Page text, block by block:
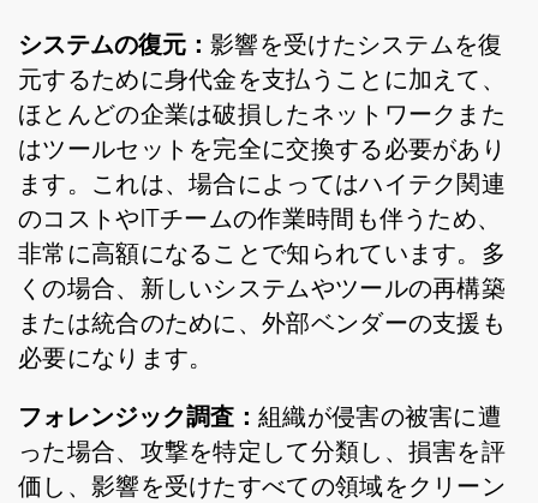
システムの復元： 影響を受けたシステムを復
元するために身代金を支払うことに加えて、
ほとんどの企業は破損したネットワークまた
はツールセットを完全に交換する必要があり
ます。これは、場合によってはハイテク関連
のコストやITチームの作業時間も伴うため、
非常に高額になることで知られています。多
くの場合、新しいシステムやツールの再構築
または統合のために、外部ベンダーの支援も
必要になります。
フォレンジック調査： 組織が侵害の被害に遭
った場合、攻撃を特定して分類し、損害を評
価し、影響を受けたすべての領域をクリーン